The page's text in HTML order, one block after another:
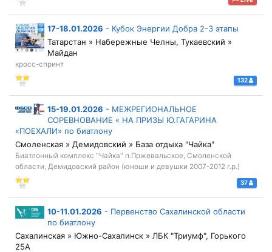
17-18.01.2026 - Кубок Энергии Добра 2-3 этапы
Татарстан » Набережные Челны, Тукаевский »
Майдан
кросс-спринт
132
15-19.01.2026 - МЕЖРЕГИОНАЛЬНОЕ
СОРЕВНОВАНИЕ « НА ПРИЗЫ Ю.ГАГАРИНА
«ПОЕХАЛИ» по биатлону
Смоленская » Демидовский » База отдыха "Чайка"
Биатлонный комплекс "Чайка" п.Пржевальское, Смоленской
области, Демидовский район (юноши и девушки 2007-2012 г.р.)
37
10-11.01.2026 - Первенство Сахалинской области
по биатлону
Сахалинская » Южно-Сахалинск » ЛБК "Триумф", Горького
25А